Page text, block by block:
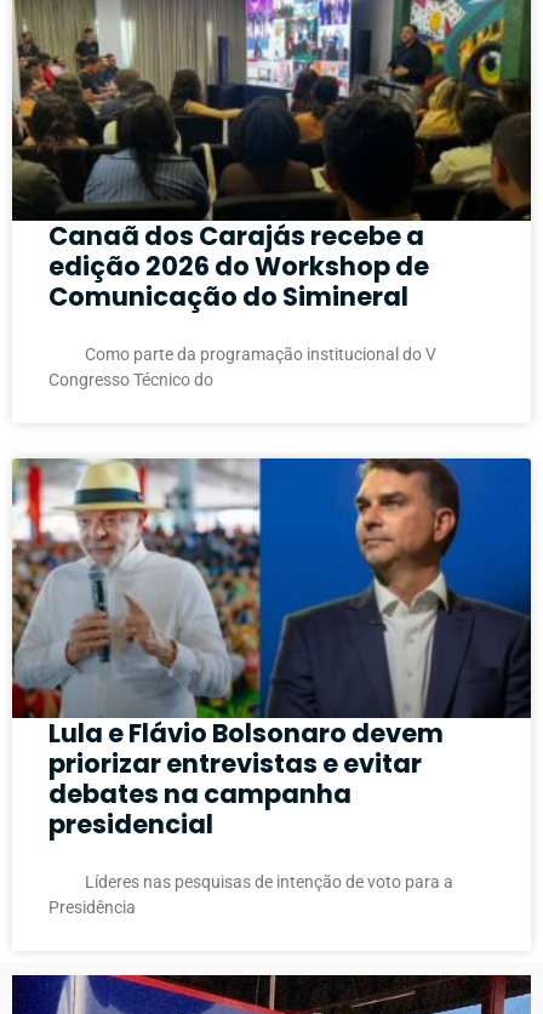
Canaã dos Carajás recebe a
edição 2026 do Workshop de
Comunicação do Simineral
Como parte da programação institucional do V
Congresso Técnico do
Lula e Flávio Bolsonaro devem
priorizar entrevistas e evitar
debates na campanha
presidencial
Líderes nas pesquisas de intenção de voto para a
Presidência
PUBLICIDADE